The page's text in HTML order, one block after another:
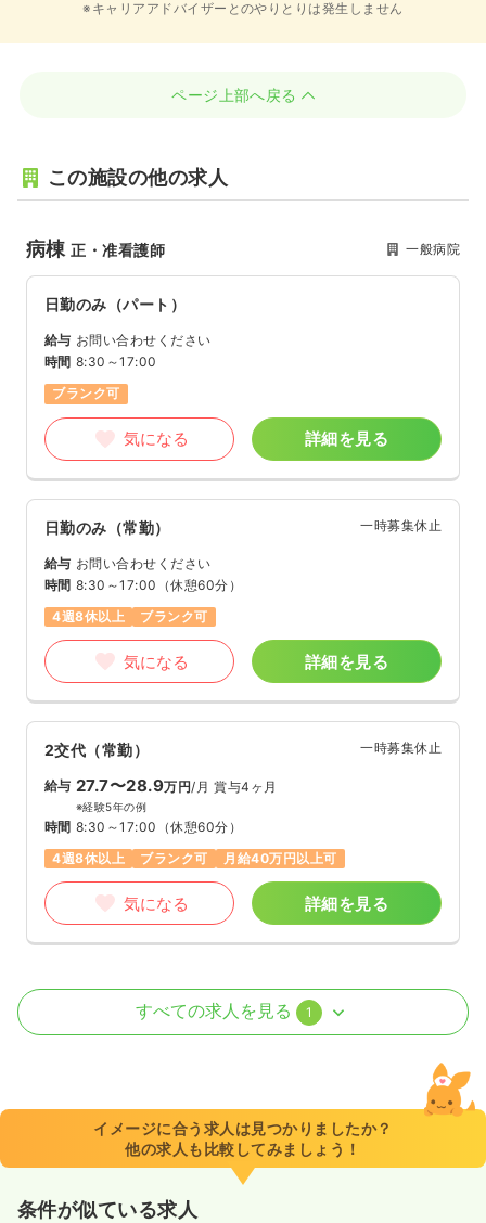
※キャリアアドバイザーとのやりとりは発生しません
ページ上部へ戻る
この施設の他の求人
病棟正・准看護師 一般病院
日勤のみ（パート）
給与 お問い合わせください
時間 8:30～17:00
ブランク可
気になる 詳細を見る
日勤のみ（常勤） 一時募集休止
給与 お問い合わせください
時間 8:30～17:00 （休憩60分）
4週8休以上
ブランク可
気になる 詳細を見る
2交代（常勤） 一時募集休止
給与 27.7〜28.9万円/月 賞与4ヶ月
※経験5年の例
時間 8:30～17:00 （休憩60分）
4週8休以上
ブランク可 月給40万円以上可
気になる 詳細を見る
外来 正・准看護師
気になる 詳細を見る
すべての求人を見る 1
イメージに合う求人は見つかりましたか？
他の求人も比較してみましょう！
条件が似ている求人